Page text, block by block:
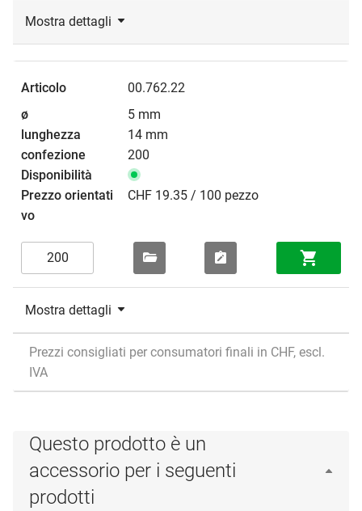
Mostra dettagli
00.762.22
5 mm
14 mm
200
CHF 19.35 / 100 pezzo
Mostra dettagli
Prezzi consigliati per consumatori finali in CHF, escl.
IVA
Questo prodotto è un
accessorio per i seguenti
prodotti